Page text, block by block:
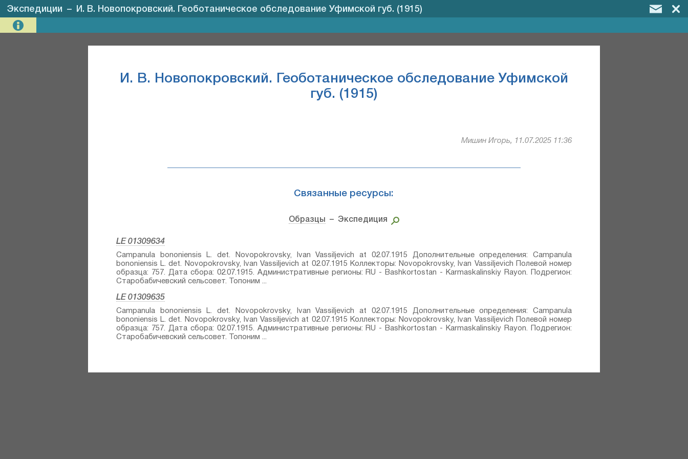
Экспедиции – И. В. Новопокровский. Геоботаническое обследование Уфимской губ. (1915)
И. В. Новопокровский. Геоботаническое обследование Уфимской
губ. (1915)
Мишин Игорь, 11.07.2025 11:36
Связанные ресурсы:
Образцы – Экспедиция
LE 01309634
Campanula bononiensis L.⁣ det. Novopokrovsky, Ivan Vassiljevich at 02.07.1915 Дополнительные определения: Campanula
bononiensis L.⁣ det. Novopokrovsky, Ivan Vassiljevich at 02.07.1915 Коллекторы: Novopokrovsky, Ivan Vassiljevich Полевой номер
образца: 757. Дата сбора: 02.07.1915. Административные регионы: RU - Bashkortostan - Karmaskalinskiy Rayon. Подрегион:
Старобабичевский сельсовет. Топоним ...
LE 01309635
Campanula bononiensis L.⁣ det. Novopokrovsky, Ivan Vassiljevich at 02.07.1915 Дополнительные определения: Campanula
bononiensis L.⁣ det. Novopokrovsky, Ivan Vassiljevich at 02.07.1915 Коллекторы: Novopokrovsky, Ivan Vassiljevich Полевой номер
образца: 757. Дата сбора: 02.07.1915. Административные регионы: RU - Bashkortostan - Karmaskalinskiy Rayon. Подрегион:
Старобабичевский сельсовет. Топоним ...